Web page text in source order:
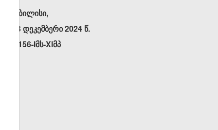
თბილისი,
13 დეკემბერი 2024 წ.
N156-Iმს-XIმპ